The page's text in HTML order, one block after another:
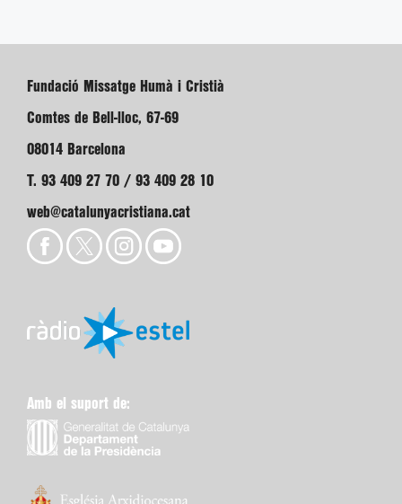
Fundació Missatge Humà i Cristià
Comtes de Bell-lloc, 67-69
08014 Barcelona
T. 93 409 27 70 / 93 409 28 10
web@catalunyacristiana.cat
Amb el suport de: